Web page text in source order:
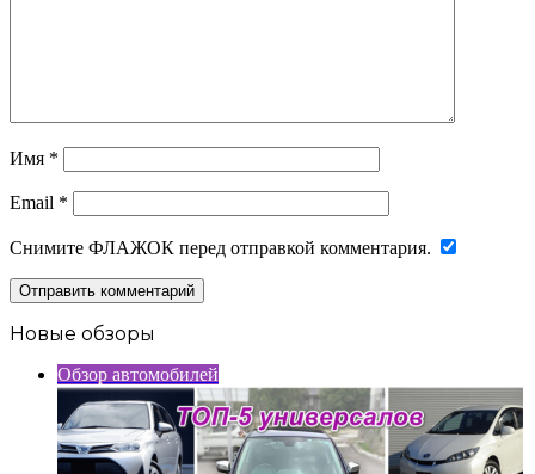
Имя *
Email *
Снимите ФЛАЖОК перед отправкой комментария.
Новые обзоры
Обзор автомобилей